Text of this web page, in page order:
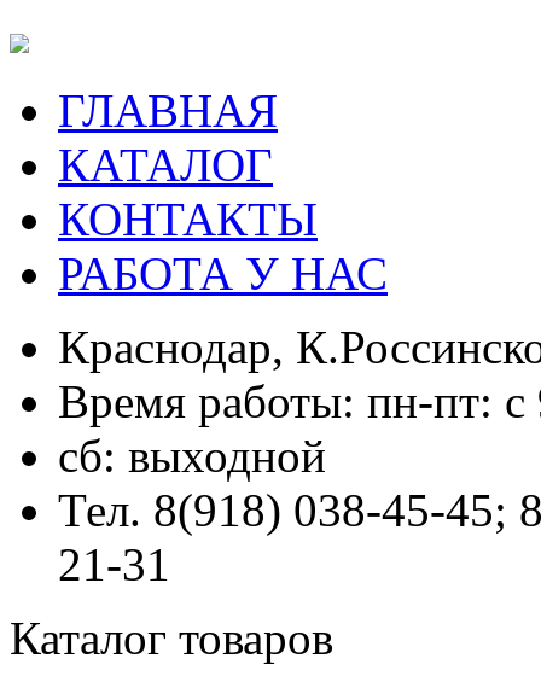
ГЛАВНАЯ
КАТАЛОГ
КОНТАКТЫ
РАБОТА У НАС
Краснодар,
Время работы: пн-пт:
сб: выходной
Тел. 8(918) 038-45-45;
21-31
Каталог товаров